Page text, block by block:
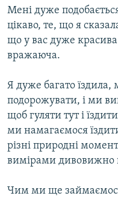
Мені дуже
цікаво, те, що я
що у вас дуже
вражаюча.
Я дуже багато
подорожувати, і ми
щоб гуляти тут і
ми намагаємося
різні природні
вимірами дивовижно
Чим ми ще